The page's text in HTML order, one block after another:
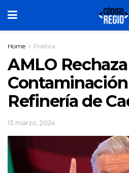
Home Política
AMLO Rechaza
Refinería de
13 marzo, 2024